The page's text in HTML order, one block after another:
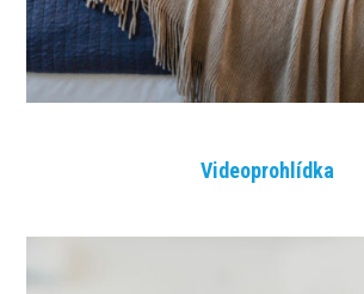
Videoprohlídka